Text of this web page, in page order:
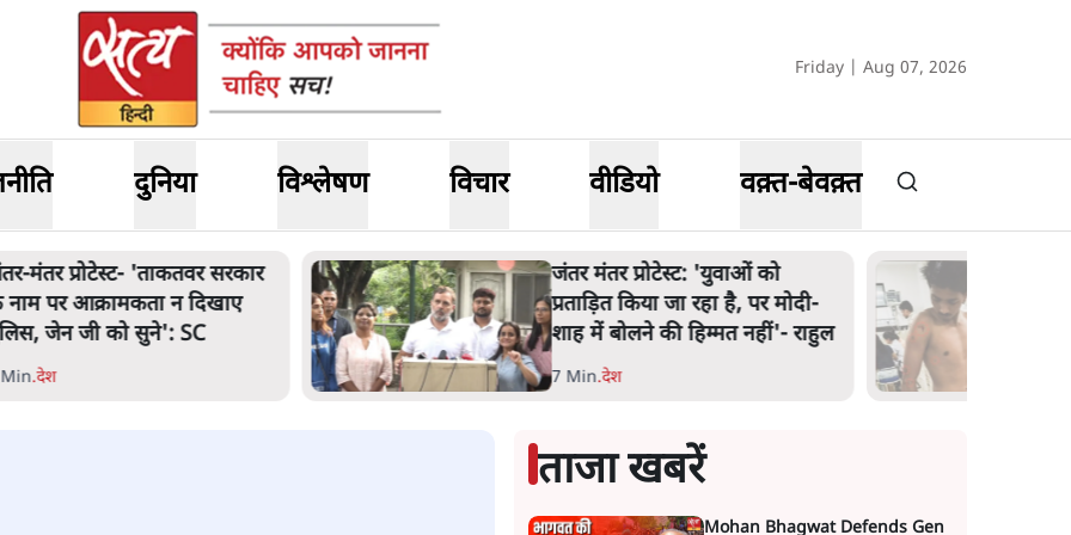
Friday | Aug 07, 2026
दुनिया विश्लेषण विचार वीडियो वक़्त-बेवक़्त
मंतर प्रोटेस्ट- 'ताकतवर सरकार
पर आक्रामकता न दिखाए
जेन जी को सुने': SC
.देश
जंतर मंतर प्रोटेस्ट: 'युवाओं को
प्रताड़ित किया जा रहा है, पर मोदी-
शाह में बोलने की हिम्मत नहीं'- राहुल
7 Min.देश
ताजा खबरें
Mohan Bhagwat Defends Gen